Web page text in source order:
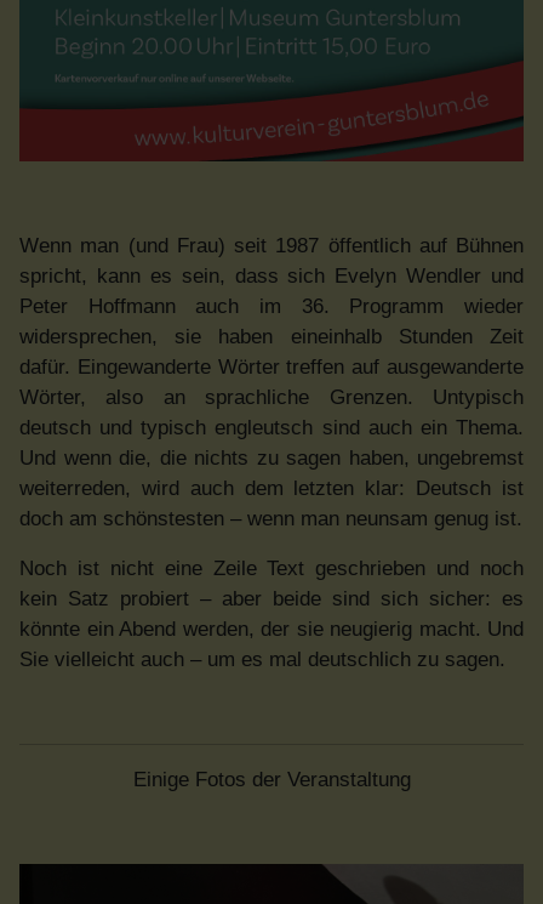
Wenn man (und Frau) seit 1987 öffentlich auf Bühnen
spricht, kann es sein, dass sich Evelyn Wendler und
Peter Hoffmann auch im 36. Programm wieder
widersprechen, sie haben eineinhalb Stunden Zeit
dafür. Eingewanderte Wörter treffen auf ausgewanderte
Wörter, also an sprachliche Grenzen. Untypisch
deutsch und typisch engleutsch sind auch ein Thema.
Und wenn die, die nichts zu sagen haben, ungebremst
weiterreden, wird auch dem letzten klar: Deutsch ist
doch am schönstesten – wenn man neunsam genug ist.
Noch ist nicht eine Zeile Text geschrieben und noch
kein Satz probiert – aber beide sind sich sicher: es
könnte ein Abend werden, der sie neugierig macht. Und
Sie vielleicht auch – um es mal deutschlich zu sagen.
Einige Fotos der Veranstaltung